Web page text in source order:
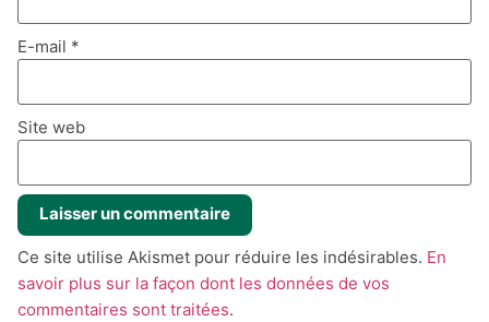
E-mail *
Site web
Ce site utilise Akismet pour réduire les indésirables. En
savoir plus sur la façon dont les données de vos
commentaires sont traitées.